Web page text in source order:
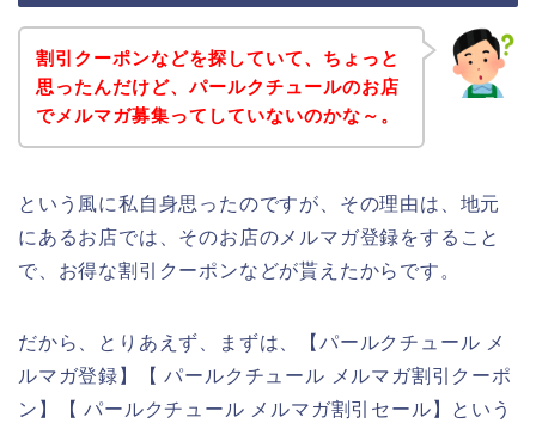
割引クーポンなどを探していて、ちょっと
思ったんだけど、パールクチュールのお店
でメルマガ募集ってしていないのかな～。
という風に私自身思ったのですが、その理由は、地元
にあるお店では、そのお店のメルマガ登録をすること
で、お得な割引クーポンなどが貰えたからです。
だから、とりあえず、まずは、【パールクチュール メ
ルマガ登録】【 パールクチュール メルマガ割引クーポ
ン】【 パールクチュール メルマガ割引セール】という